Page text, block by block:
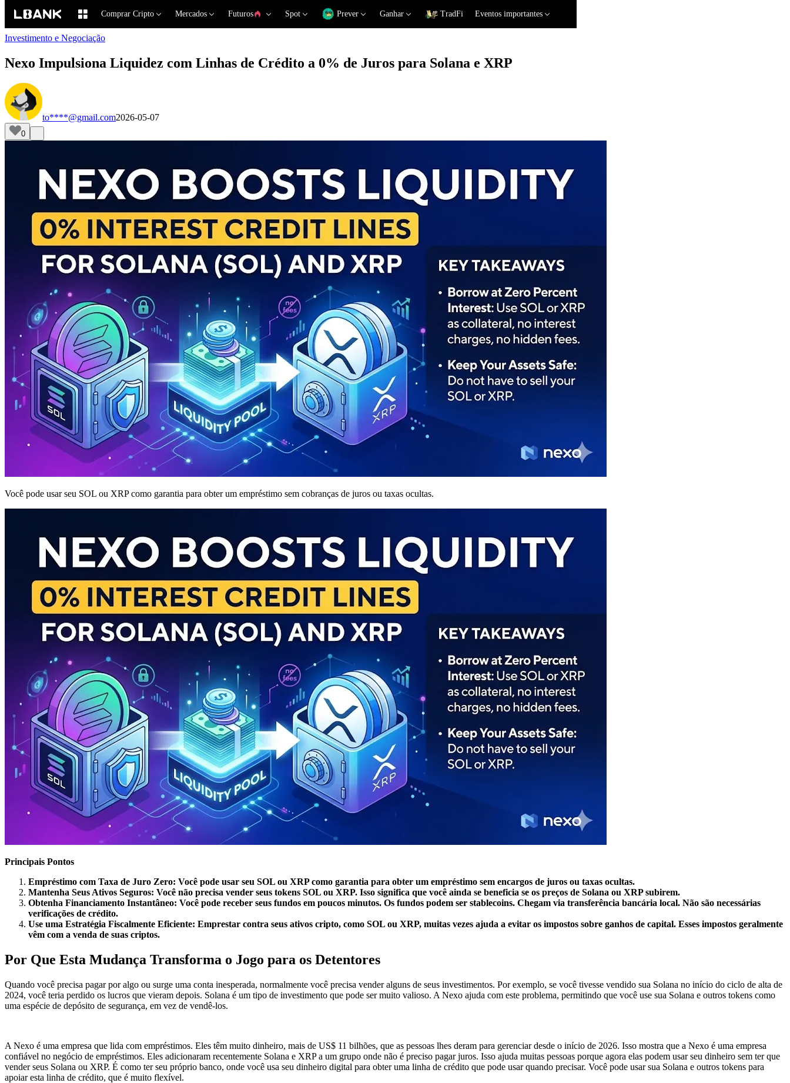
Comprar Cripto Mercados Futuros Spot Prever Ganhar TradFi Eventos importantes
Investimento e Negociação
Nexo Impulsiona Liquidez com Linhas de Crédito a 0% de Juros para Solana e XRP
to****@gmail.com2026-05-07
0
Você pode usar seu SOL ou XRP como garantia para obter um empréstimo sem cobranças de juros ou taxas ocultas.
Principais Pontos
Empréstimo com Taxa de Juro Zero: Você pode usar seu SOL ou XRP como garantia para obter um empréstimo sem encargos de juros ou taxas ocultas.
Mantenha Seus Ativos Seguros: Você não precisa vender seus tokens SOL ou XRP. Isso significa que você ainda se beneficia se os preços de Solana ou XRP subirem.
Obtenha Financiamento Instantâneo: Você pode receber seus fundos em poucos minutos. Os fundos podem ser stablecoins. Chegam via transferência bancária local. Não são necessárias
verificações de crédito.
Use uma Estratégia Fiscalmente Eficiente: Emprestar contra seus ativos cripto, como SOL ou XRP, muitas vezes ajuda a evitar os impostos sobre ganhos de capital. Esses impostos geralmente
vêm com a venda de suas criptos.
Por Que Esta Mudança Transforma o Jogo para os Detentores
Quando você precisa pagar por algo ou surge uma conta inesperada, normalmente você precisa vender alguns de seus investimentos. Por exemplo, se você tivesse vendido sua Solana no início do ciclo de alta de
2024, você teria perdido os lucros que vieram depois. Solana é um tipo de investimento que pode ser muito valioso. A Nexo ajuda com este problema, permitindo que você use sua Solana e outros tokens como
uma espécie de depósito de segurança, em vez de vendê-los.
A Nexo é uma empresa que lida com empréstimos. Eles têm muito dinheiro, mais de US$ 11 bilhões, que as pessoas lhes deram para gerenciar desde o início de 2026. Isso mostra que a Nexo é uma empresa
confiável no negócio de empréstimos. Eles adicionaram recentemente Solana e XRP a um grupo onde não é preciso pagar juros. Isso ajuda muitas pessoas porque agora elas podem usar seu dinheiro sem ter que
vender seus Solana ou XRP. É como ter seu próprio banco, onde você usa seu dinheiro digital para obter uma linha de crédito que pode usar quando precisar. Você pode usar sua Solana e outros tokens para
apoiar esta linha de crédito, que é muito flexível.